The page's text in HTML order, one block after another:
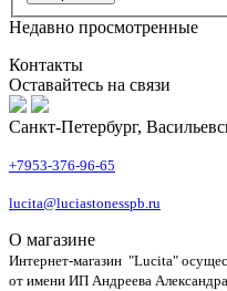
Недавно просмотренные
Контакты
Оставайтесь на связи
Санкт-Петербург,
+7953-376-96-65
lucita@luciastonesspb.ru
О магазине
Интернет-магазин "Lucita"
от имени ИП Андреева